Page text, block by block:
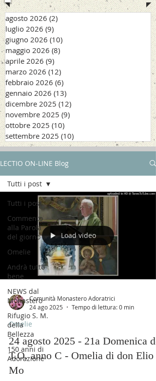
agosto 2026 (2)
luglio 2026 (9)
giugno 2026 (10)
maggio 2026 (8)
aprile 2026 (9)
marzo 2026 (12)
febbraio 2026 (6)
gennaio 2026 (13)
dicembre 2025 (12)
novembre 2025 (9)
ottobre 2025 (10)
settembre 2025 (10)
LECTIO ON-LINE Blog
Tutti i post
Commento
alla Parola
del giorno
Omelie
Andrà tutto
bene
NEWS dal
Monastero
Rifugio S. M.
della
Bellezza
150 anni di
Adorazione
Tutti i post
Load video
Comunità Monastero Adoratrici
24 ago 2025
Tempo di lettura: 0 min
Omelie
24 agosto 2025 - 21a Domenica
T.O. anno C - Omelia di don Elio
Mo